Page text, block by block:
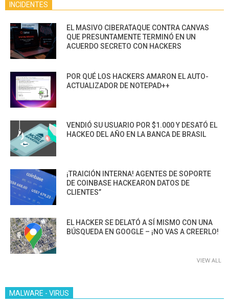
INCIDENTES
EL MASIVO CIBERATAQUE CONTRA CANVAS
QUE PRESUNTAMENTE TERMINÓ EN UN
ACUERDO SECRETO CON HACKERS
POR QUÉ LOS HACKERS AMARON EL AUTO-
ACTUALIZADOR DE NOTEPAD++
VENDIÓ SU USUARIO POR $1.000 Y DESATÓ EL
HACKEO DEL AÑO EN LA BANCA DE BRASIL
¡TRAICIÓN INTERNA! AGENTES DE SOPORTE
DE COINBASE HACKEARON DATOS DE
CLIENTES”
EL HACKER SE DELATÓ A SÍ MISMO CON UNA
BÚSQUEDA EN GOOGLE – ¡NO VAS A CREERLO!
VIEW ALL
MALWARE - VIRUS